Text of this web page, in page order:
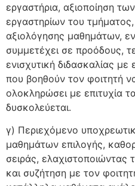
εργαστήρια, αξιοποίηση
εργαστηρίων του
αξιολόγησης μαθημάτων,
συμμετέχει σε προόδους,
ενισχυτική διδασκαλίας με
που βοηθούν τον φοιτητή
ολοκληρώσει με επιτυχία
δυσκολεύεται.
γ) Περιεχόμενο
μαθημάτων επιλογής,
σειράς, ελαχιστοποιώντας
και συζήτηση με τον